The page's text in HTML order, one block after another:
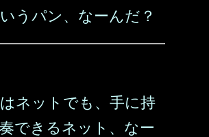
うパン、なーんだ？
ネットでも、手に持
できるネット、なー